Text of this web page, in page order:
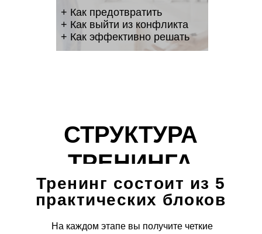
+ Как предотвратить
+ Как выйти из конфликта
+ Как эффективно решать
СТРУКТУРА
ТРЕНИНГА
Тренинг состоит из 5
практических блоков
На каждом этапе вы получите четкие